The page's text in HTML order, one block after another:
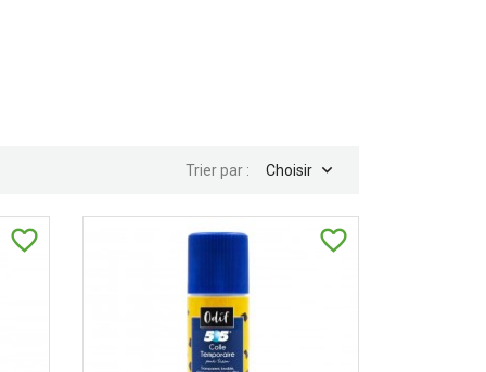
Trier par : Choisir 
favorite_border favorite_border